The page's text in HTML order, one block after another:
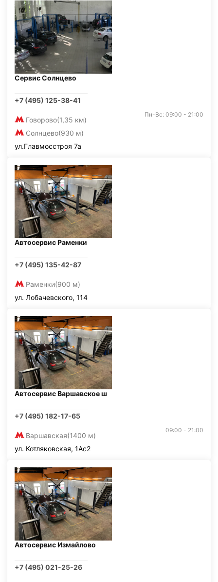
Сервис Солнцево
+7 (495) 125-38-41
Говорово(1,35 км)
Солнцево(930 м)
Пн-Вс: 09:00 - 21:00
ул.Главмосстроя 7а
Автосервис Раменки
+7 (495) 135-42-87
Раменки(900 м)
ул. Лобачевского, 114
Автосервис Варшавское ш
+7 (495) 182-17-65
Варшавская(1400 м)
09:00 - 21:00
ул. Котляковская, 1Ас2
Автосервис Измайлово
+7 (495) 021-25-26